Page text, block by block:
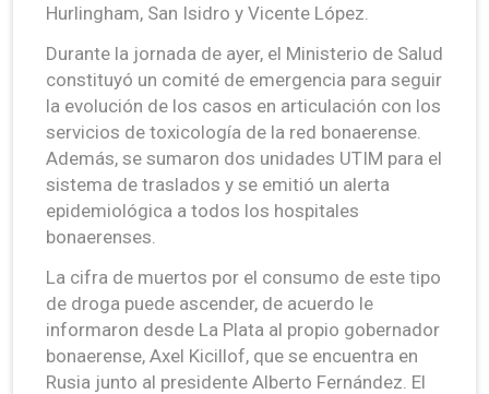
Hurlingham, San Isidro y Vicente López.
Durante la jornada de ayer, el Ministerio de Salud
constituyó un comité de emergencia para seguir
la evolución de los casos en articulación con los
servicios de toxicología de la red bonaerense.
Además, se sumaron dos unidades UTIM para el
sistema de traslados y se emitió un alerta
epidemiológica a todos los hospitales
bonaerenses.
La cifra de muertos por el consumo de este tipo
de droga puede ascender, de acuerdo le
informaron desde La Plata al propio gobernador
bonaerense, Axel Kicillof, que se encuentra en
Rusia junto al presidente Alberto Fernández. El